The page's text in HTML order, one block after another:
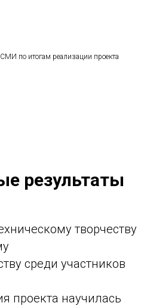
по итогам реализации проекта
результаты
творчеству
среди участников
проекта научилась